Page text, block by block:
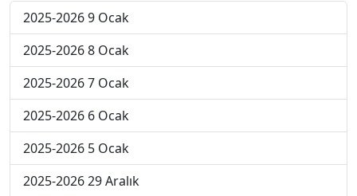
2025-2026 9 Ocak
2025-2026 8 Ocak
2025-2026 7 Ocak
2025-2026 6 Ocak
2025-2026 5 Ocak
2025-2026 29 Aralık